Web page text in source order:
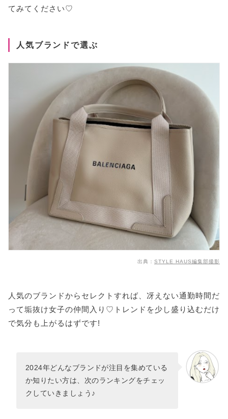
てみてください♡
人気ブランドで選ぶ
出典： STYLE HAUS編集部撮影
人気のブランドからセレクトすれば、冴えない通勤時間だ
って垢抜け女子の仲間入り♡トレンドを少し盛り込むだけ
で気分も上がるはずです!
2024年どんなブランドが注目を集めている
か知りたい方は、次のランキングをチェッ
クしていきましょう♪